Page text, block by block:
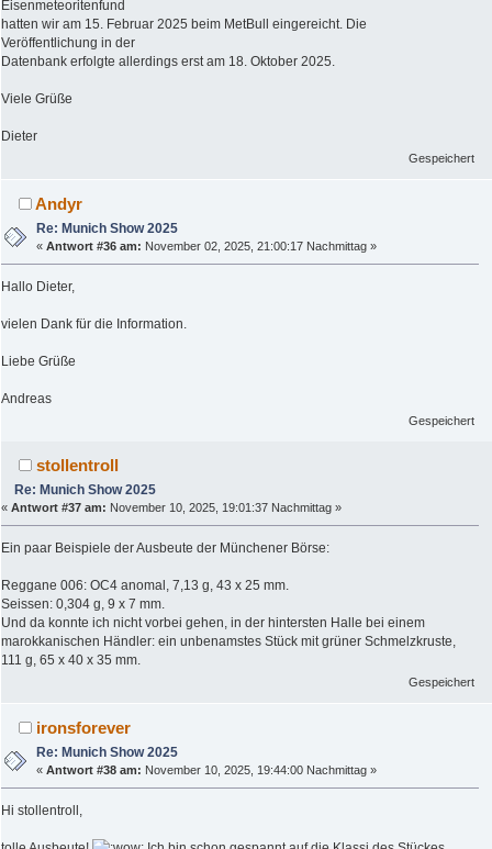
Eisenmeteoritenfund
hatten wir am 15. Februar 2025 beim MetBull eingereicht. Die
Veröffentlichung in der
Datenbank erfolgte allerdings erst am 18. Oktober 2025.
Viele Grüße
Dieter
Gespeichert
Andyr
Re: Munich Show 2025
«Antwort #36 am: November 02, 2025, 21:00:17 Nachmittag »
Hallo Dieter,
vielen Dank für die Information.
Liebe Grüße
Andreas
Gespeichert
stollentroll
Re: Munich Show 2025
« Antwort #37 am: November 10, 2025, 19:01:37 Nachmittag »
Ein paar Beispiele der Ausbeute der Münchener Börse:
Reggane 006: OC4 anomal, 7,13 g, 43 x 25 mm.
Seissen: 0,304 g, 9 x 7 mm.
Und da konnte ich nicht vorbei gehen, in der hintersten Halle bei einem
marokkanischen Händler: ein unbenamstes Stück mit grüner Schmelzkruste,
111 g, 65 x 40 x 35 mm.
Gespeichert
ironsforever
Re: Munich Show 2025
«Antwort #38 am: November 10, 2025, 19:44:00 Nachmittag »
Hi stollentroll,